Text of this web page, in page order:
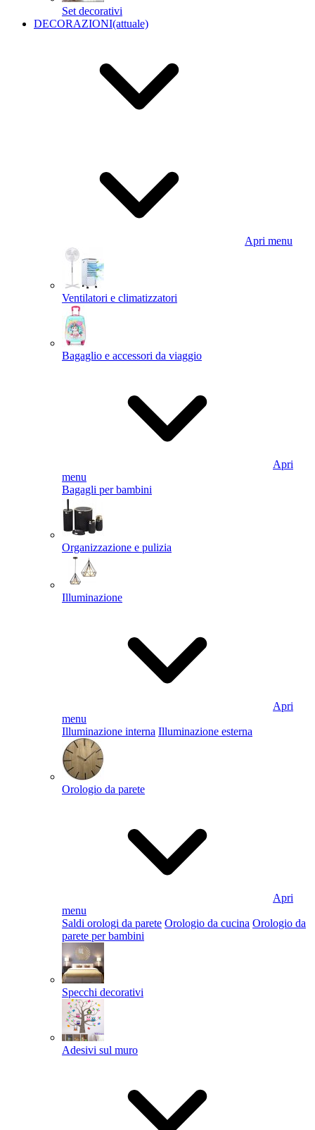
Set decorativi
DECORAZIONI(attuale)
Apri menu
Ventilatori e climatizzatori
Bagaglio e accessori da viaggio
Apri
menu
Bagagli per bambini
Organizzazione e pulizia
Illuminazione
Apri
menu
Illuminazione interna Illuminazione esterna
Orologio da parete
Apri
menu
Saldi orologi da parete Orologio da cucina Orologio da
parete per bambini
Specchi decorativi
Adesivi sul muro